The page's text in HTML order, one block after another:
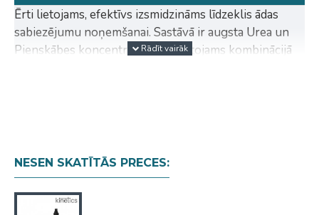
Ērti lietojams, efektīvs izsmidzināms līdzeklis ādas
sabiezējumu noņemšanai. Sastāvā ir augsta Urea un
Pienskābes koncentrācija. Ērti lietojams kombinācijā
Ērti izsmidzināms formāts, kas ļaus apstrādāt
visu pēdu pāris sekundēs;
Var lietot kopā ar Pro Callus želeju, lai ātri
NESEN SKATĪTĀS PRECES: